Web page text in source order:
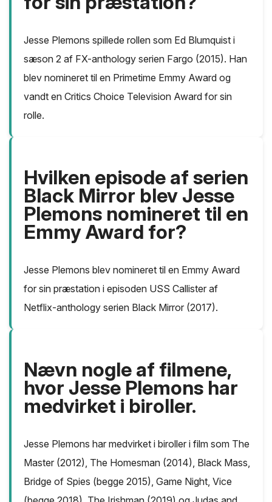
Jesse Plemons spillede rollen som Ed Blumquist i
sæson 2 af FX-anthology serien Fargo (2015). Han
blev nomineret til en Primetime Emmy Award og
vandt en Critics Choice Television Award for sin
rolle.
Hvilken episode af serien
Black Mirror blev Jesse
Plemons nomineret til en
Emmy Award for?
Jesse Plemons blev nomineret til en Emmy Award
for sin præstation i episoden USS Callister af
Netflix-anthology serien Black Mirror (2017).
Nævn nogle af filmene,
hvor Jesse Plemons har
medvirket i biroller.
Jesse Plemons har medvirket i biroller i film som The
Master (2012), The Homesman (2014), Black Mass,
Bridge of Spies (begge 2015), Game Night, Vice